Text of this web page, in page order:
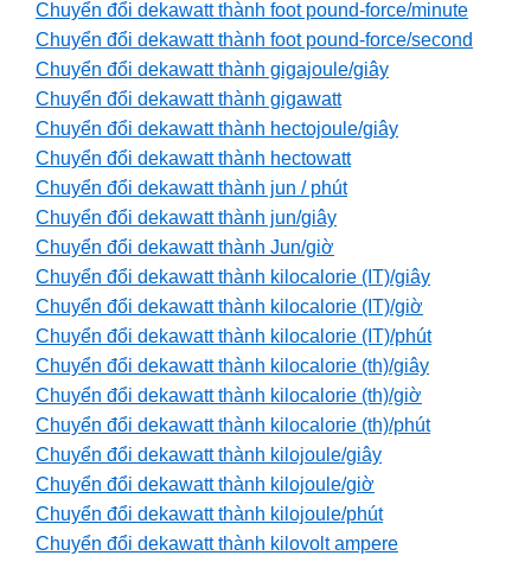
Chuyển đổi dekawatt thành foot pound-force/minute
Chuyển đổi dekawatt thành foot pound-force/second
Chuyển đổi dekawatt thành gigajoule/giây
Chuyển đổi dekawatt thành gigawatt
Chuyển đổi dekawatt thành hectojoule/giây
Chuyển đổi dekawatt thành hectowatt
Chuyển đổi dekawatt thành jun / phút
Chuyển đổi dekawatt thành jun/giây
Chuyển đổi dekawatt thành Jun/giờ
Chuyển đổi dekawatt thành kilocalorie (IT)/giây
Chuyển đổi dekawatt thành kilocalorie (IT)/giờ
Chuyển đổi dekawatt thành kilocalorie (IT)/phút
Chuyển đổi dekawatt thành kilocalorie (th)/giây
Chuyển đổi dekawatt thành kilocalorie (th)/giờ
Chuyển đổi dekawatt thành kilocalorie (th)/phút
Chuyển đổi dekawatt thành kilojoule/giây
Chuyển đổi dekawatt thành kilojoule/giờ
Chuyển đổi dekawatt thành kilojoule/phút
Chuyển đổi dekawatt thành kilovolt ampere